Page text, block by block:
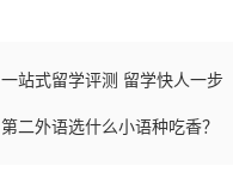
一站式留学评测 留学快人一步
第二外语选什么小语种吃香？